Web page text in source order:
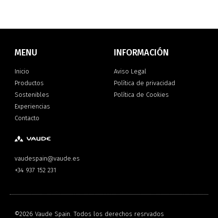
MENU
Inicio
Productos
Sostenibles
Experiencias
Contacto
INFORMACIÓN
Aviso Legal
Política de privacidad
Política de Cookies
vaudespain@vaude.es
+34 937 152 231
©2026 Vaude Spain. Todos los derechos resrvados